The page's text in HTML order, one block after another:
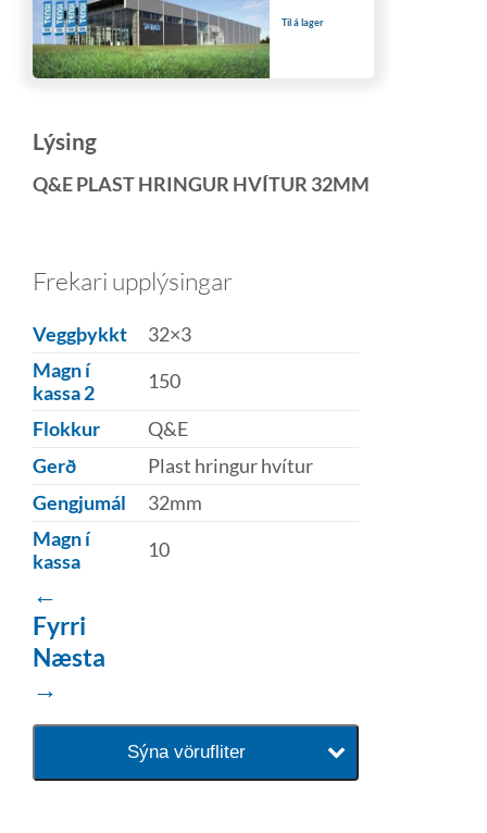
Til á lager
Lýsing
Q&E PLAST HRINGUR HVÍTUR 32MM
Frekari upplýsingar
Veggþykkt
32×3
Magn í
kassa 2
150
Flokkur
Q&E
Gerð
Plast hringur hvítur
Gengjumál
32mm
Magn í
kassa
10
←
Fyrri
Næsta
→
Sýna vörufliter